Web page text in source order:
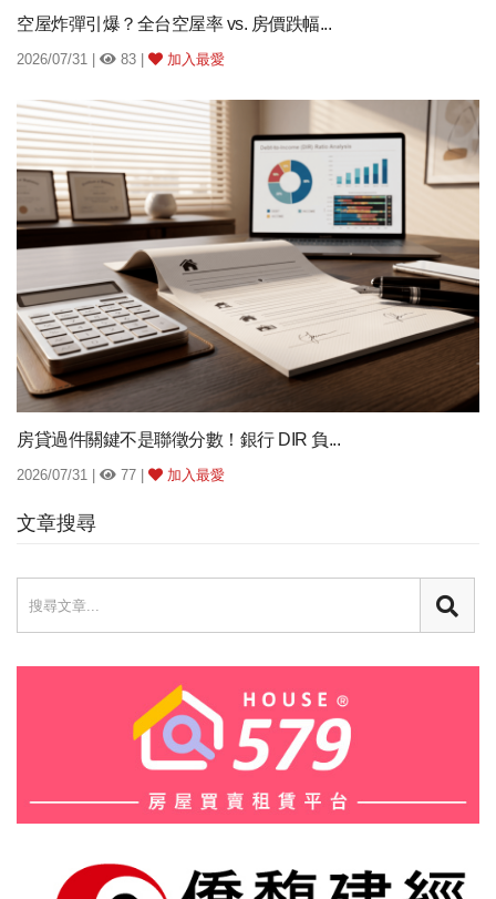
文章搜尋
空屋炸彈引爆？全台空屋率 vs. 房價跌幅...
2026/07/31 | 83 | 加入最愛
房貸過件關鍵不是聯徵分數！銀行 DIR 負...
2026/07/31 | 77 | 加入最愛